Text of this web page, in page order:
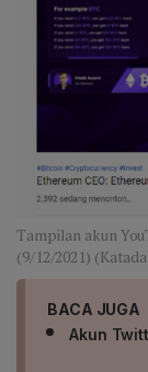
Tampilan akun
(9/12/2021)
BACA JUGA
Akun